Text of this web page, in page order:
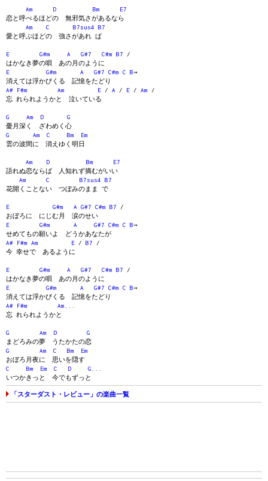
Am D Bm
E7
恋と呼べるほどの 無邪気さがあるなら
Am
C B7sus4
B7
愛と呼ぶほどの 強さがあれ ば
E G#m A G#7 C#m B7 /
はかなき夢の唄 あの月のように
E
G#m A G#7 C#m C B→
消えては浮かびくる 記憶をたどり
A#
F#m Am E / A / E / Am /
忘 れられようかと 泣いている
G Am D
G
憂月深く ざわめく心
G
Am C Bm
Em
雲の波間に 消えゆく明日
Am D Bm
E7
語れぬ恋ならば 人知れず摘むがいい
Am
C B7sus4
B7
花開くことない つぼみのまま で
E G#m A G#7 C#m B7 /
おぼろに にじむ月 涙のせい
E
G#m A G#7 C#m C B→
せめてもの願いよ どうかあなたが
A#
F#m Am E / B7 /
今 幸せで あるように
E G#m A G#7 C#m B7 /
はかなき夢の唄 あの月のように
E
G#m A G#7 C#m C B→
消えては浮かびくる 記憶をたどり
A#
F#m Am
忘 れられようかと
G Am D
G
まどろみの夢 うたかたの恋
G
Am C Bm
Em
おぼろ月夜に 思いを隠す
C
Bm Em C D G
いつかきっと 今でもずっと
「スターダスト・レビュー」の楽曲一覧